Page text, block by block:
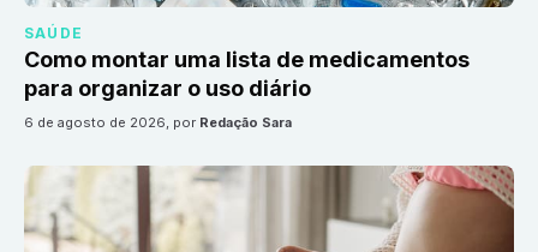
SAÚDE
Como montar uma lista de medicamentos
para organizar o uso diário
6 de agosto de 2026, por Redação Sara